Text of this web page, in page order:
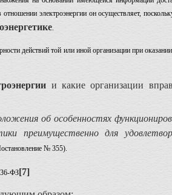
электроэнергии он осуществляет,
.
действий той или иной организации при
и какие организации
об особенностях
преимущественно для
№ 355).
36-ФЗ[7]